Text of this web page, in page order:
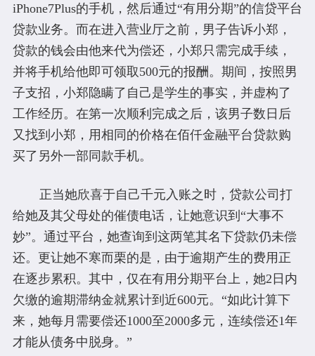
iPhone7Plus的手机，然后通过“有用分期”的信贷平台
贷款业务。而在进入营业厅之前，男子告诉小郑，
贷款的钱会由他来代为偿还，小郑只需完成手续，
并将手机给他即可领取500元的报酬。期间，按照男
子支招，小郑隐瞒了自己是学生的事实，并虚构了
工作经历。在第一次顺利完成之后，该男子数日后
又找到小郑，用相同的价格在佰仟金融平台贷款购
买了另外一部同款手机。
正当她欣喜于自己千元入账之时，贷款公司打
给她及其父母处的催债电话，让她意识到“大事不
妙”。通过平台，她查询到这两笔其名下贷款仍未偿
还。更让她不寒而栗的是，由于逾期产生的费用正
在逐步累积。其中，仅在有用分期平台上，她2日内
欠缴的逾期滞纳金就累计到近600元。“如此计算下
来，她每月需要偿还1000至2000多元，连续偿还1年
才能从债务中脱身。”